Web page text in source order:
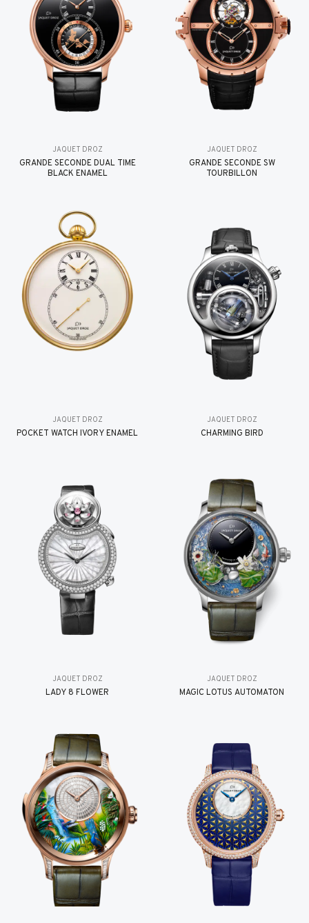
JAQUET DROZ
GRANDE SECONDE DUAL TIME
BLACK ENAMEL
JAQUET DROZ
GRANDE SECONDE SW
TOURBILLON
JAQUET DROZ
POCKET WATCH IVORY ENAMEL
JAQUET DROZ
CHARMING BIRD
JAQUET DROZ
LADY 8 FLOWER
JAQUET DROZ
MAGIC LOTUS AUTOMATON